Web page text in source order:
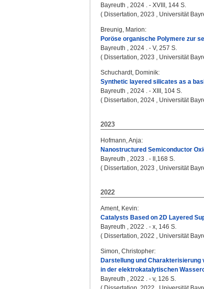
Bayreuth , 2024 . - XVIII, 144 S.
( Dissertation, 2023 , Universität
Breunig, Marion:
Poröse organische Polymere zur
Bayreuth , 2024 . - V, 257 S.
( Dissertation, 2023 , Universität
Schuchardt, Dominik:
Synthetic layered silicates as a
Bayreuth , 2024 . - XIII, 104 S.
( Dissertation, 2024 , Universität
2023
Hofmann, Anja:
Nanostructured Semiconductor
Bayreuth , 2023 . - II,168 S.
( Dissertation, 2023 , Universität
2022
Ament, Kevin:
Catalysts Based on 2D Layered
Bayreuth , 2022 . - x, 146 S.
( Dissertation, 2022 , Universität
Simon, Christopher:
Darstellung und
in der elektrokatalytischen
Bayreuth , 2022 . - v, 126 S.